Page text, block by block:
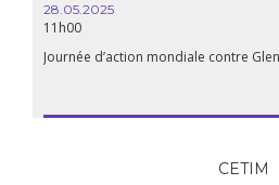
28.05.2025
11h00
Journée d’action mondiale contre
CETIM